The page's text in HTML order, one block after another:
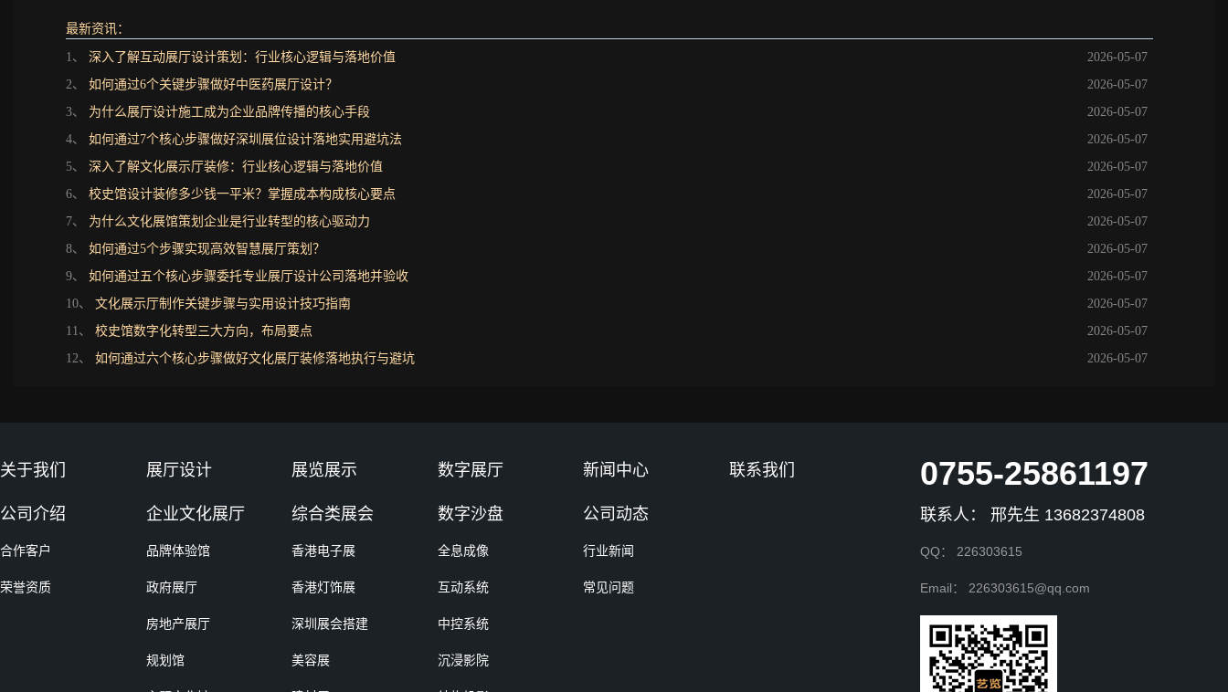
最新资讯：
2026-05-07
1、 深入了解互动展厅设计策划：行业核心逻辑与落地价值
2026-05-07
2、 如何通过6个关键步骤做好中医药展厅设计？
2026-05-07
3、 为什么展厅设计施工成为企业品牌传播的核心手段
2026-05-07
4、 如何通过7个核心步骤做好深圳展位设计落地实用避坑法
2026-05-07
5、 深入了解文化展示厅装修：行业核心逻辑与落地价值
2026-05-07
6、 校史馆设计装修多少钱一平米？掌握成本构成核心要点
2026-05-07
7、 为什么文化展馆策划企业是行业转型的核心驱动力
2026-05-07
8、 如何通过5个步骤实现高效智慧展厅策划？
2026-05-07
9、 如何通过五个核心步骤委托专业展厅设计公司落地并验收
2026-05-07
10、 文化展示厅制作关键步骤与实用设计技巧指南
2026-05-07
11、 校史馆数字化转型三大方向，布局要点
2026-05-07
12、 如何通过六个核心步骤做好文化展厅装修落地执行与避坑
关于我们
公司介绍
合作客户
荣誉资质
展厅设计
企业文化展厅
品牌体验馆
政府展厅
房地产展厅
规划馆
展览展示
综合类展会
香港电子展
香港灯饰展
深圳展会搭建
美容展
数字展厅
数字沙盘
全息成像
互动系统
中控系统
沉浸影院
新闻中心
公司动态
行业新闻
常见问题
联系我们 0755-25861197
联系人： 邢先生 13682374808
QQ： 226303615
Email： 226303615@qq.com